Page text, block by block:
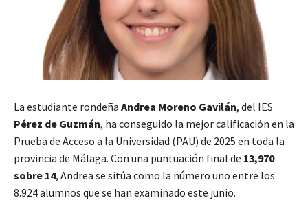
La estudiante rondeña Andrea Moreno Gavilán, del IES
Pérez de Guzmán, ha conseguido la mejor calificación en la
Prueba de Acceso a la Universidad (PAU) de 2025 en toda la
provincia de Málaga. Con una puntuación final de 13,970
sobre 14, Andrea se sitúa como la número uno entre los
8.924 alumnos que se han examinado este junio.